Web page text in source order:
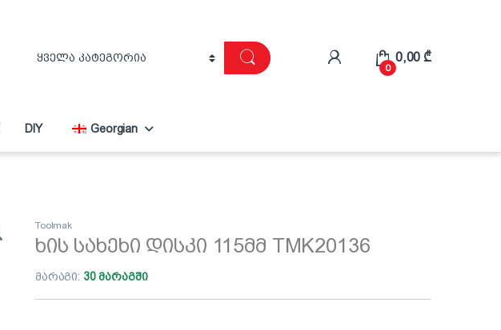
0
0,00 ₾
DIY Georgian
Toolmak
ხის სახეხი დისკი 115მმ TMK20136
მარაგი: 30 მარაგში